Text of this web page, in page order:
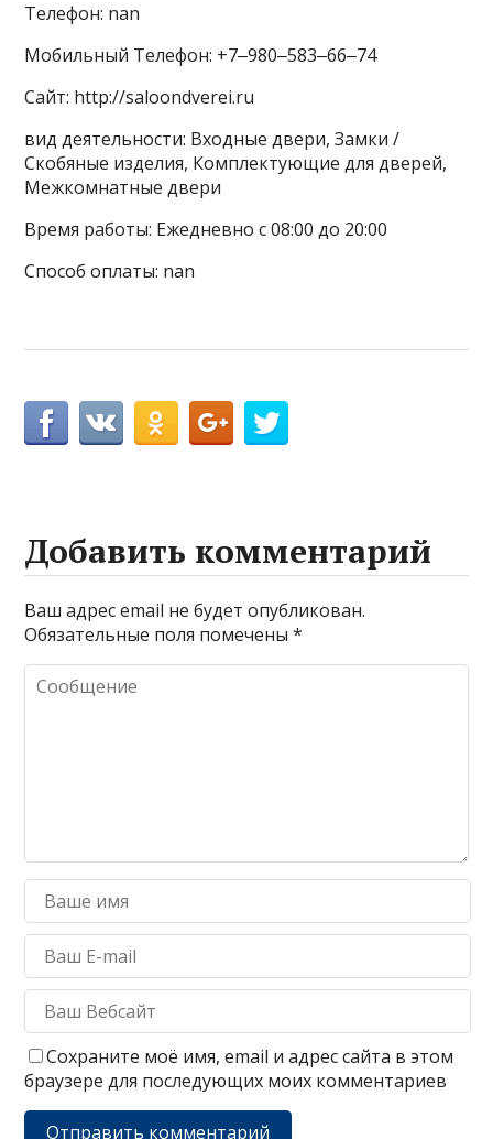
Телефон: nan
Мобильный Телефон: +7‒980‒583‒66‒74
Сайт: http://saloondverei.ru
вид деятельности: Входные двери, Замки /
Скобяные изделия, Комплектующие для дверей,
Межкомнатные двери
Время работы: Ежедневно с 08:00 до 20:00
Способ оплаты: nan
Добавить комментарий
Ваш адрес email не будет опубликован.
Обязательные поля помечены*
Сохраните моё имя, email и адрес сайта в этом
браузере для последующих моих комментариев